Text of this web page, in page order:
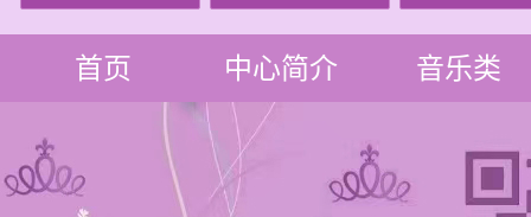
首页 中心简介 音乐类